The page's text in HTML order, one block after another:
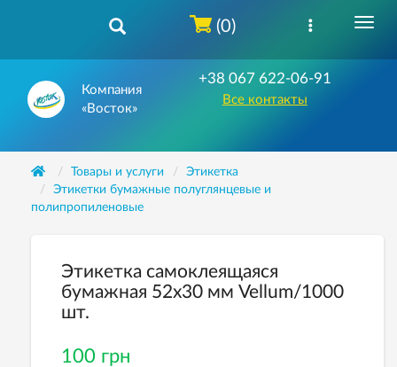
Компания
«Восток»
+38 067 622-06-91
Все контакты
(0)
Товары и услуги
Этикетка
Этикетки бумажные полуглянцевые и
полипропиленовые
Этикетка самоклеящаяся
бумажная 52х30 мм Vellum/1000
шт.
100 грн